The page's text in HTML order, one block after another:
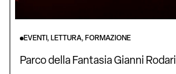
EVENTI, LETTURA, FORMAZIONE
Parco della Fantasia Gianni Rodari